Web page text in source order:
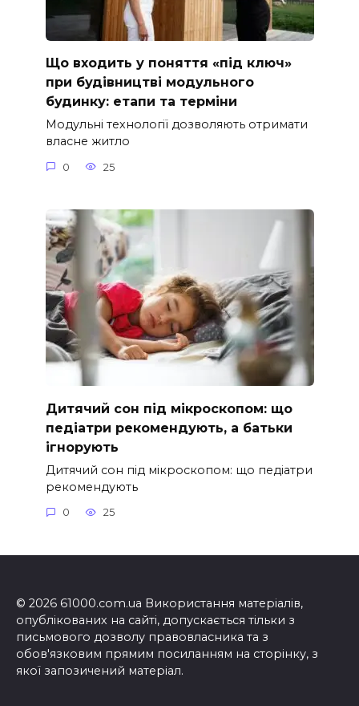
Що входить у поняття «під ключ»
при будівництві модульного
будинку: етапи та терміни
Модульні технології дозволяють отримати
власне житло
0 25
Дитячий сон під мікроскопом: що
педіатри рекомендують, а батьки
ігнорують
Дитячий сон під мікроскопом: що педіатри
рекомендують
0 25
© 2026 61000.com.ua Використання матеріалів,
опублікованих на сайті, допускається тільки з
письмового дозволу правовласника та з
обов'язковим прямим посиланням на сторінку, з
якої запозичений матеріал.